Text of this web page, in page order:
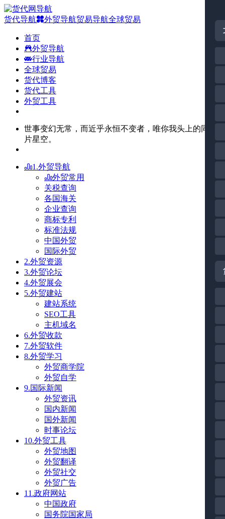
货代导航 外贸导航贸易导航全球贸易
首页
外贸导航
行业导航
全球贸易
货代博客
货代工具
外贸工具
世事变幻无常，而近乎永恒不变者，唯你我头上的同一
片星空。
1.外贸导航
外贸常用
关税查询
各国海关
企业查询
商标专利
标准法规
中国外贸
国际外贸
2.外贸资源
3.外贸论坛
4.外贸展会
5.外贸建站
建站系统
SEO工具
主机域名
6.外贸收款
7.外贸软件
8.外贸学习
外贸商学院
外贸自学
9.国际新闻
外贸资讯
国内新闻
国外新闻
时事论坛
10.外贸工具
外贸地图
外贸翻译
外贸社交
外贸广告
11.政府网站
中国政府
国务院国家局